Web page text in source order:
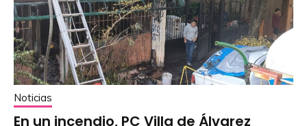
Noticias
En un incendio, PC Villa de Álvarez